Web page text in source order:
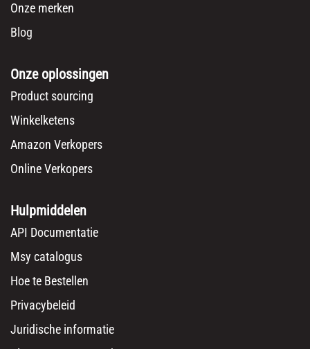
Onze merken
Blog
Onze oplossingen
Product sourcing
Winkelketens
Amazon Verkopers
Online Verkopers
Hulpmiddelen
API Documentatie
Msy catalogus
Hoe te Bestellen
Privacybeleid
Juridische informatie